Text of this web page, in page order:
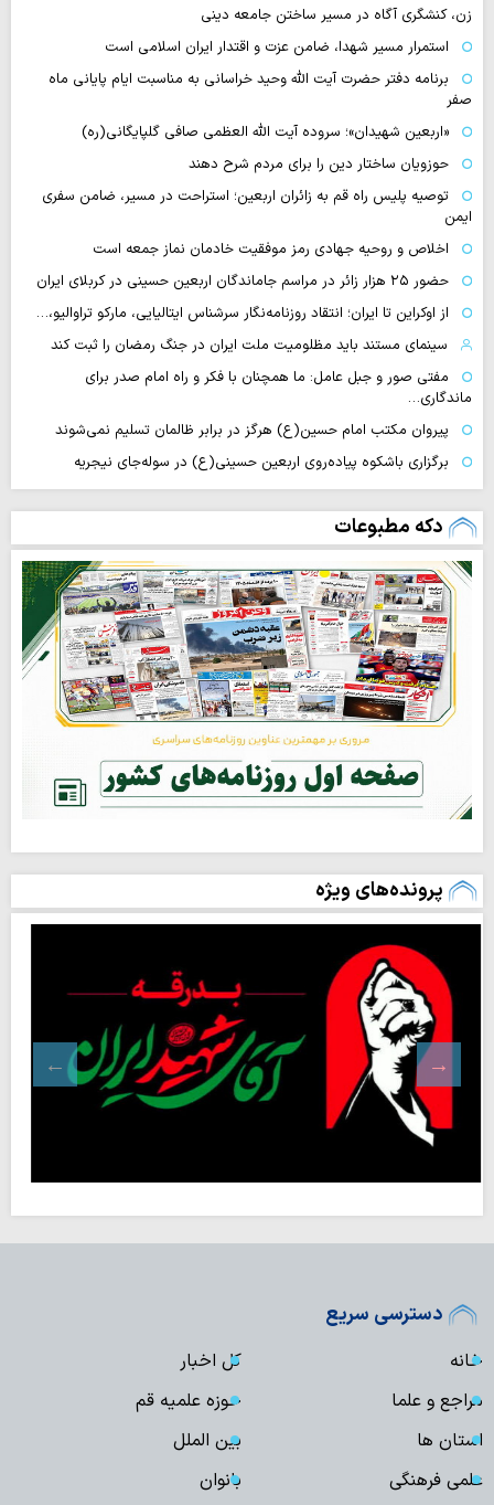
زن، کنشگری آگاه در مسیر ساختن جامعه دینی
استمرار مسیر شهدا، ضامن عزت و اقتدار ایران اسلامی است
برنامه دفتر حضرت آیت الله وحید خراسانی به مناسبت ایام پایانی ماه
صفر
«اربعین شهیدان»؛ سروده آیت الله العظمی صافی گلپایگانی(ره)
حوزویان ساختار دین را برای مردم شرح دهند
توصیه پلیس راه قم به زائران اربعین؛ استراحت در مسیر، ضامن سفری
ایمن
اخلاص و روحیه جهادی رمز موفقیت خادمان نماز جمعه است
حضور ۲۵ هزار زائر در مراسم جاماندگان اربعین حسینی در کربلای ایران
از اوکراین تا ایران؛ انتقاد روزنامه‌نگار سرشناس ایتالیایی، مارکو تراوالیو،…
سینمای مستند باید مظلومیت ملت ایران در جنگ رمضان را ثبت کند
مفتی صور و جبل عامل: ما همچنان با فکر و راه امام صدر برای
ماندگاری…
پیروان مکتب امام حسین(ع) هرگز در برابر ظالمان تسلیم نمی‌شوند
برگزاری باشکوه پیاده‌روی اربعین حسینی(ع) در سوله‌جای نیجریه
دکه مطبوعات
پرونده‌های ویژه
دسترسی سریع
خانه
کل اخبار
مراجع و علما
حوزه علمیه قم
استان ها
بین الملل
علمی فرهنگی
بانوان